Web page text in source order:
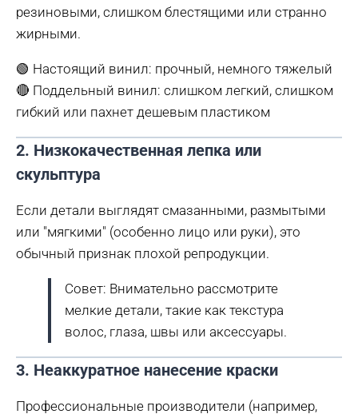
резиновыми, слишком блестящими или странно
жирными.
🟢 Настоящий винил: прочный, немного тяжелый
🔴 Поддельный винил: слишком легкий, слишком
гибкий или пахнет дешевым пластиком
2. Низкокачественная лепка или
скульптура
Если детали выглядят смазанными, размытыми
или "мягкими" (особенно лицо или руки), это
обычный признак плохой репродукции.
Совет: Внимательно рассмотрите
мелкие детали, такие как текстура
волос, глаза, швы или аксессуары.
3. Неаккуратное нанесение краски
Профессиональные производители (например,